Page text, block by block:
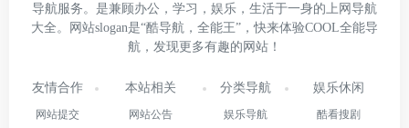
导航服务。是兼顾办公，学习，娱乐，生活于一身的上网导航
大全。网站slogan是“酷导航，全能王”，快来体验COOL全能导
航，发现更多有趣的网站！
友情合作
网站提交
本站相关
网站公告
分类导航
娱乐导航
娱乐休闲
酷看搜剧